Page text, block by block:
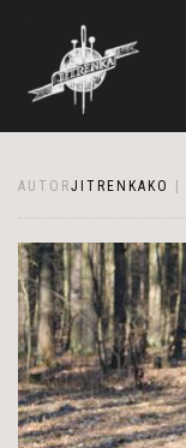
AUTORJITRENKAKO